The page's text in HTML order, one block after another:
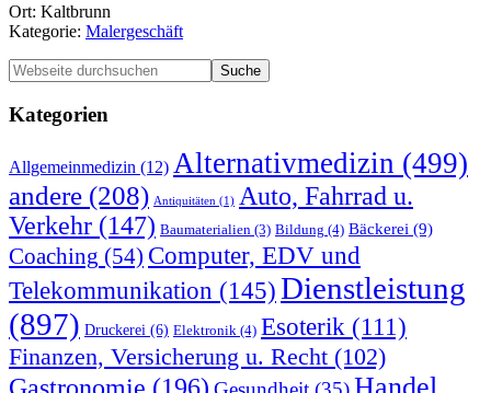
Ort: Kaltbrunn
Kategorie: Malergeschäft
Seitenspalte
Webseite
durchsuchen
Kategorien
Allgemeinmedizin (12) Alternativmedizin (499)
andere (208) Antiquitäten (1) Auto, Fahrrad u.
Verkehr (147) Baumaterialien (3) Bildung (4) Bäckerei (9)
Coaching (54) Computer, EDV und
Telekommunikation (145)Dienstleistung
(897) Druckerei (6) Elektronik (4) Esoterik (111)
Finanzen, Versicherung u. Recht (102)